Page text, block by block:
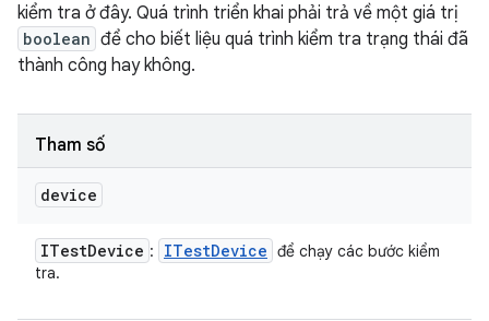
kiểm tra ở đây. Quá trình triển khai phải trả về một giá trị
boolean để cho biết liệu quá trình kiểm tra trạng thái đã
thành công hay không.
Tham số
device
ITestDevice : ITestDevice để chạy các bước kiểm
tra.